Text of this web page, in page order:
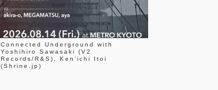
Connected Underground with
Yoshihiro Sawasaki (V2
Records/R&S), Ken’ichi Itoi
(Shrine.jp)